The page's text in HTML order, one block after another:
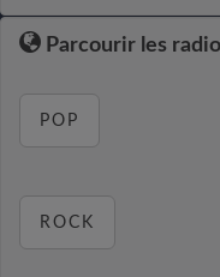
Parcourir les
POP
ROCK